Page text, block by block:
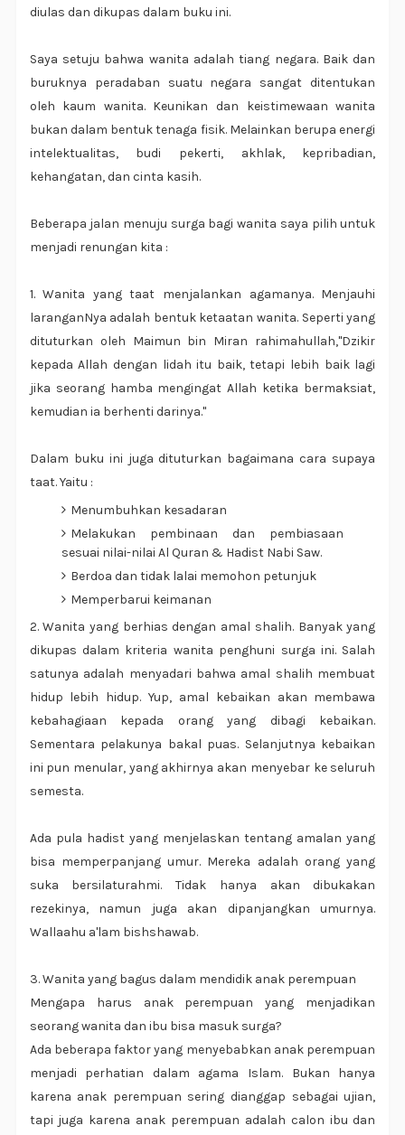
diulas dan dikupas dalam buku ini.
Saya setuju bahwa wanita adalah tiang negara. Baik dan
buruknya peradaban suatu negara sangat ditentukan
oleh kaum wanita. Keunikan dan keistimewaan wanita
bukan dalam bentuk tenaga fisik. Melainkan berupa energi
intelektualitas, budi pekerti, akhlak, kepribadian,
kehangatan, dan cinta kasih.
Beberapa jalan menuju surga bagi wanita saya pilih untuk
menjadi renungan kita :
1. Wanita yang taat menjalankan agamanya. Menjauhi
laranganNya adalah bentuk ketaatan wanita. Seperti yang
dituturkan oleh Maimun bin Miran rahimahullah,"Dzikir
kepada Allah dengan lidah itu baik, tetapi lebih baik lagi
jika seorang hamba mengingat Allah ketika bermaksiat,
kemudian ia berhenti darinya."
Dalam buku ini juga dituturkan bagaimana cara supaya
taat. Yaitu :
Menumbuhkan kesadaran
Melakukan pembinaan dan pembiasaan
sesuai nilai-nilai Al Quran & Hadist Nabi Saw.
Berdoa dan tidak lalai memohon petunjuk
Memperbarui keimanan
2. Wanita yang berhias dengan amal shalih. Banyak yang
dikupas dalam kriteria wanita penghuni surga ini. Salah
satunya adalah menyadari bahwa amal shalih membuat
hidup lebih hidup. Yup, amal kebaikan akan membawa
kebahagiaan kepada orang yang dibagi kebaikan.
Sementara pelakunya bakal puas. Selanjutnya kebaikan
ini pun menular, yang akhirnya akan menyebar ke seluruh
semesta.
Ada pula hadist yang menjelaskan tentang amalan yang
bisa memperpanjang umur. Mereka adalah orang yang
suka bersilaturahmi. Tidak hanya akan dibukakan
rezekinya, namun juga akan dipanjangkan umurnya.
Wallaahu a'lam bishshawab.
3. Wanita yang bagus dalam mendidik anak perempuan
Mengapa harus anak perempuan yang menjadikan
seorang wanita dan ibu bisa masuk surga?
Ada beberapa faktor yang menyebabkan anak perempuan
menjadi perhatian dalam agama Islam. Bukan hanya
karena anak perempuan sering dianggap sebagai ujian,
tapi juga karena anak perempuan adalah calon ibu dan